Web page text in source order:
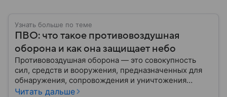
Узнать больше по теме
ПВО: что такое противовоздушная
оборона и как она защищает небо
Противовоздушная оборона — это совокупность
сил, средств и вооружения, предназначенных для
обнаружения, сопровождения и уничтожения
средств воздушного нападения. Современные
Читать дальше